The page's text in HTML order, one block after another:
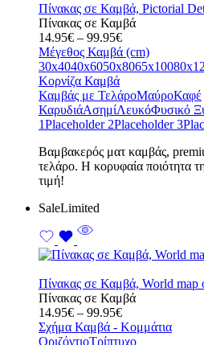
Πίνακας σε Καμβά, Pictorial
Πίνακας σε Καμβά
14.95€ – 99.95€Price
range:
14.95€
99.95€
Μέγεθος Καμβά (cm)
30x4040x6050x8065x100
Κορνίζα Καμβά
Καμβάς με ΤελάροΜαύροΚαφέ
ΚαρυδιάΑσημίΛευκόΦυσικό
1Placeholder 2Placeholder 3
Bαμβακερός ματ καμβάς,
τελάρο. Η κορυφαία ποιότητα
τιμή!
SaleLimited
Πίνακας σε Καμβά, World map
Πίνακας σε Καμβά
14.95€ – 99.95€Price
range:
14.95€
Σχήμα Καμβά - Κομμάτια
ΟριζόντιοΤρίπτυχο